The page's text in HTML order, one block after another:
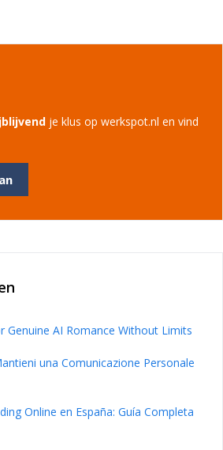
je klus op werkspot.nl en vind
Genuine AI Romance Without Limits
una Comunicazione Personale
Online en España: Guía Completa